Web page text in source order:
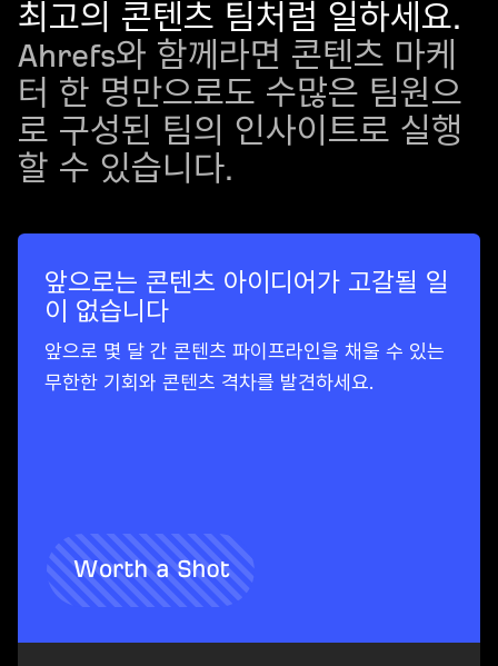
최고의 콘텐츠 팀처럼 일하세요.
Ahrefs와 함께라면 콘텐츠 마케
터 한 명만으로도 수많은 팀원으
로 구성된 팀의 인사이트로 실행
할 수 있습니다.
앞으로는 콘텐츠 아이디어가 고갈될 일
이 없습니다
앞으로 몇 달 간 콘텐츠 파이프라인을 채울 수 있는
무한한 기회와 콘텐츠 격차를 발견하세요.